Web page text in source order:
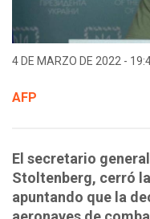
4 DE MARZO DE 2022 -
AFP
El secretario
Stoltenberg, cerró
apuntando que la